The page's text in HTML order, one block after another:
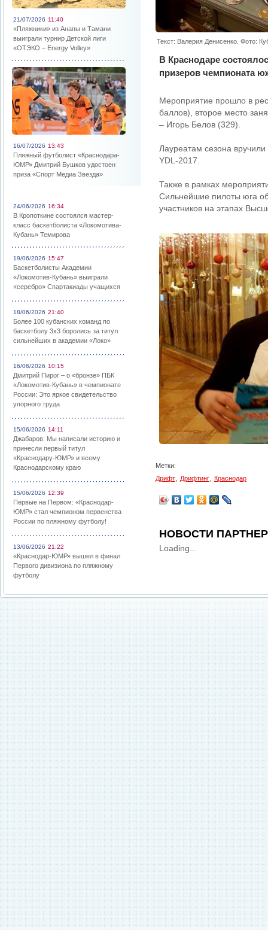
21/07/2026 11:40
«Пляжники» из Анапы и Тамани
выиграли турнир Детской лиги
«ОТЭКО – Energy Volley»
16/07/2026 13:43
Пляжный футболист «Краснодара-
ЮМР» Дмитрий Бушков удостоен
приза «Спорт Медиа Звезда»
24/06/2026 16:34
В Кропоткине состоялся мастер-
класс баскетболиста «Локомотива-
Кубань» Темирова
19/06/2026 15:47
Баскетболисты Академии
«Локомотив-Кубань» выиграли
«серебро» Спартакиады учащихся
18/06/2026 21:40
Более 100 кубанских команд по
баскетболу 3х3 боролись за титул
сильнейших в академии «Локо»
16/06/2026 10:15
Дмитрий Пирог – о «бронзе» ПБК
«Локомотив-Кубань» в чемпионате
России: Это яркое свидетельство
упорного труда
15/06/2026 14:11
Джабаров: Мы написали историю и
принесли первый титул
«Краснодару-ЮМР» и всему
Краснодарскому краю
15/06/2026 12:39
Первые на Первом: «Краснодар-
ЮМР» стал чемпионом первенства
России по пляжному футболу!
13/06/2026 21:22
«Краснодар-ЮМР» вышел в финал
Первого дивизиона по пляжному
футболу
Текст: Валерия Денисенко. Фото:
В Краснодаре
призеров чемпионата
Мероприятие прошло в
баллов), второе место
– Игорь Белов (329).
Лауреатам сезона
YDL-2017.
Также в рамках
Сильнейшие пилоты юга
участников на этапах
Метки:
Дрифт
Дрифтинг Краснодар
НОВОСТИ
Loading...